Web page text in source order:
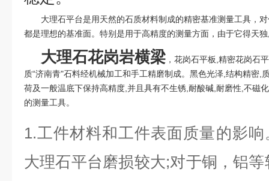
大理石平台是用天然的石质材料制成的精密基准测量工具，
都是理想的基准面。特别是用于高精度的测量方面，由于它得天
大理石花岗岩横梁 ，花岗石平板,精密花岗石
质“济南青"石料经机械加工和手工精磨制成。黑色光泽,结构精密,
荷及一般温底下保持高精度,并且具有不生锈,耐酸碱,耐磨性,不磁
的测量工具。
1.工件材料和工件表面质量的影
大理石平台磨损较大;对于铜，铝